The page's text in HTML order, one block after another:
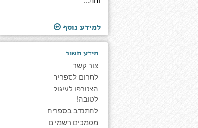
למידע נוסף
מידע חשוב
צור קשר
לתרום לספריה
הצטרפו לעיגול
לטובה!
להתנדב בספריה
מסמכים רשמיים